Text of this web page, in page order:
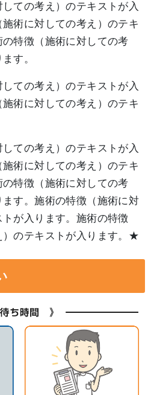
ての考え）のテキストが入
術に対しての考え）のテキ
特徴（施術に対しての考
す。
ての考え）のテキストが入
術に対しての考え）のテキ
ての考え）のテキストが入
術に対しての考え）のテキ
特徴（施術に対しての考
す。施術の特徴（施術に対
が入ります。施術の特徴
）のテキストが入ります。★